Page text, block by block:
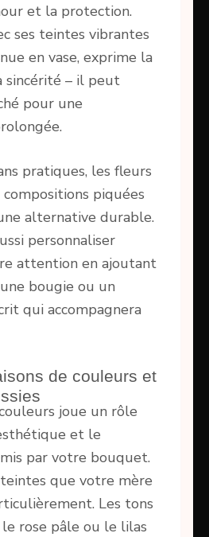
et la protection.
ses teintes vibrantes
en vase, exprime la
– il peut
pour une
pratiques, les fleurs
piquées
alternative durable.
personnaliser
attention en ajoutant
bougie ou un
qui accompagnera
de couleurs et
joue un rôle
et le
par votre bouquet.
que votre mère
Les tons
rose pâle ou le lilas